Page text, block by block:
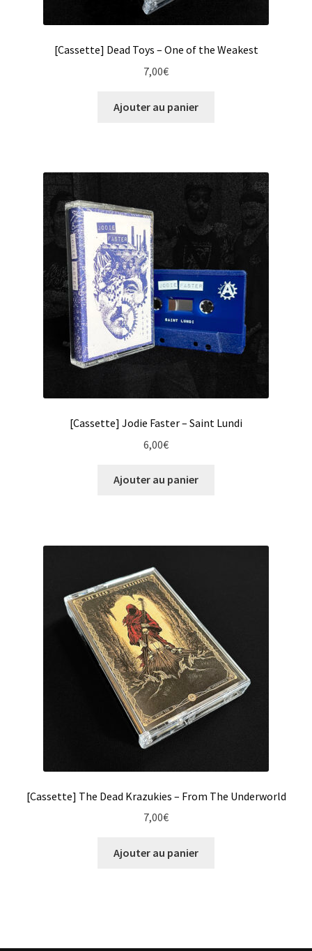
[Cassette] Dead Toys – One of the Weakest
7,00€
Ajouter au panier
[Cassette] Jodie Faster – Saint Lundi
6,00€
Ajouter au panier
[Cassette] The Dead Krazukies – From The Underworld
7,00€
Ajouter au panier